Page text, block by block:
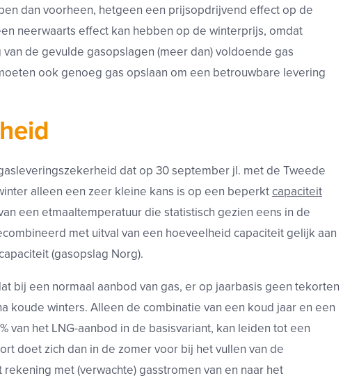
dan voorheen, hetgeen een prijsopdrijvend effect op de
neerwaarts effect kan hebben op de winterprijs, omdat
de gevulde gasopslagen (meer dan) voldoende gas
ook genoeg gas opslaan om een betrouwbare levering
dat op 30 september jl. met de Tweede
alleen een zeer kleine kans is op een beperktcapaciteit
een etmaaltemperatuur die statistisch gezien eens in de
met uitval van een hoeveelheid capaciteit gelijk aan
(gasopslag Norg).
bij een normaal aanbod van gas, er op jaarbasis geen tekorten
koude winters. Alleen de combinatie van een koud jaar en een
van het LNG-aanbod in de basisvariant, kan leiden tot een
doet zich dan in de zomer voor bij het vullen van de
met (verwachte) gasstromen van en naar het